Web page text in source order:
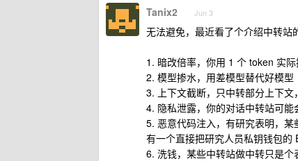
Tanix2 Jun 3
无法避免，最近看了个介绍中转站
1. 暗改倍率，你用 1 个 token 实
2. 模型掺水，用差模型替代好模型
3. 上下文截断，只中转部分上下
4. 隐私泄露，你的对话中转站可
5. 恶意代码注入，有研究表明，
有一个直接把研究人员私钥钱包的
6. 洗钱，某些中转站做中转只是